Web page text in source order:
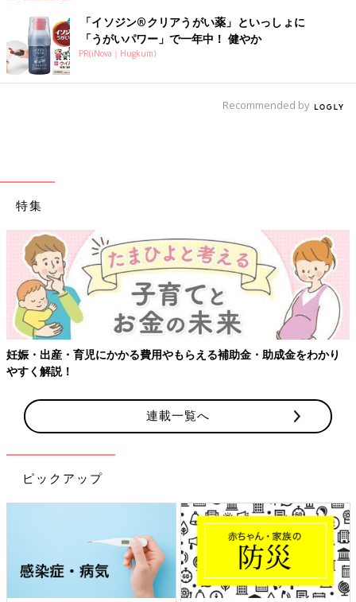
「イソジン®クリアうがい薬」といっしょに
「うがいパワー」で一年中！ 健やか
PR(iNova｜Hugkum)
Recommended by
特集
妊娠・出産・育児にかかる費用やもらえる補助金・助成金をわかり
やすく解説！
連載一覧へ
ピックアップ